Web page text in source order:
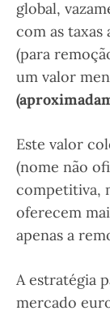
global,
com as taxas
(para
um valor
Este valor
(nome não
competitiva,
oferecem
apenas a
A estratégia
mercado